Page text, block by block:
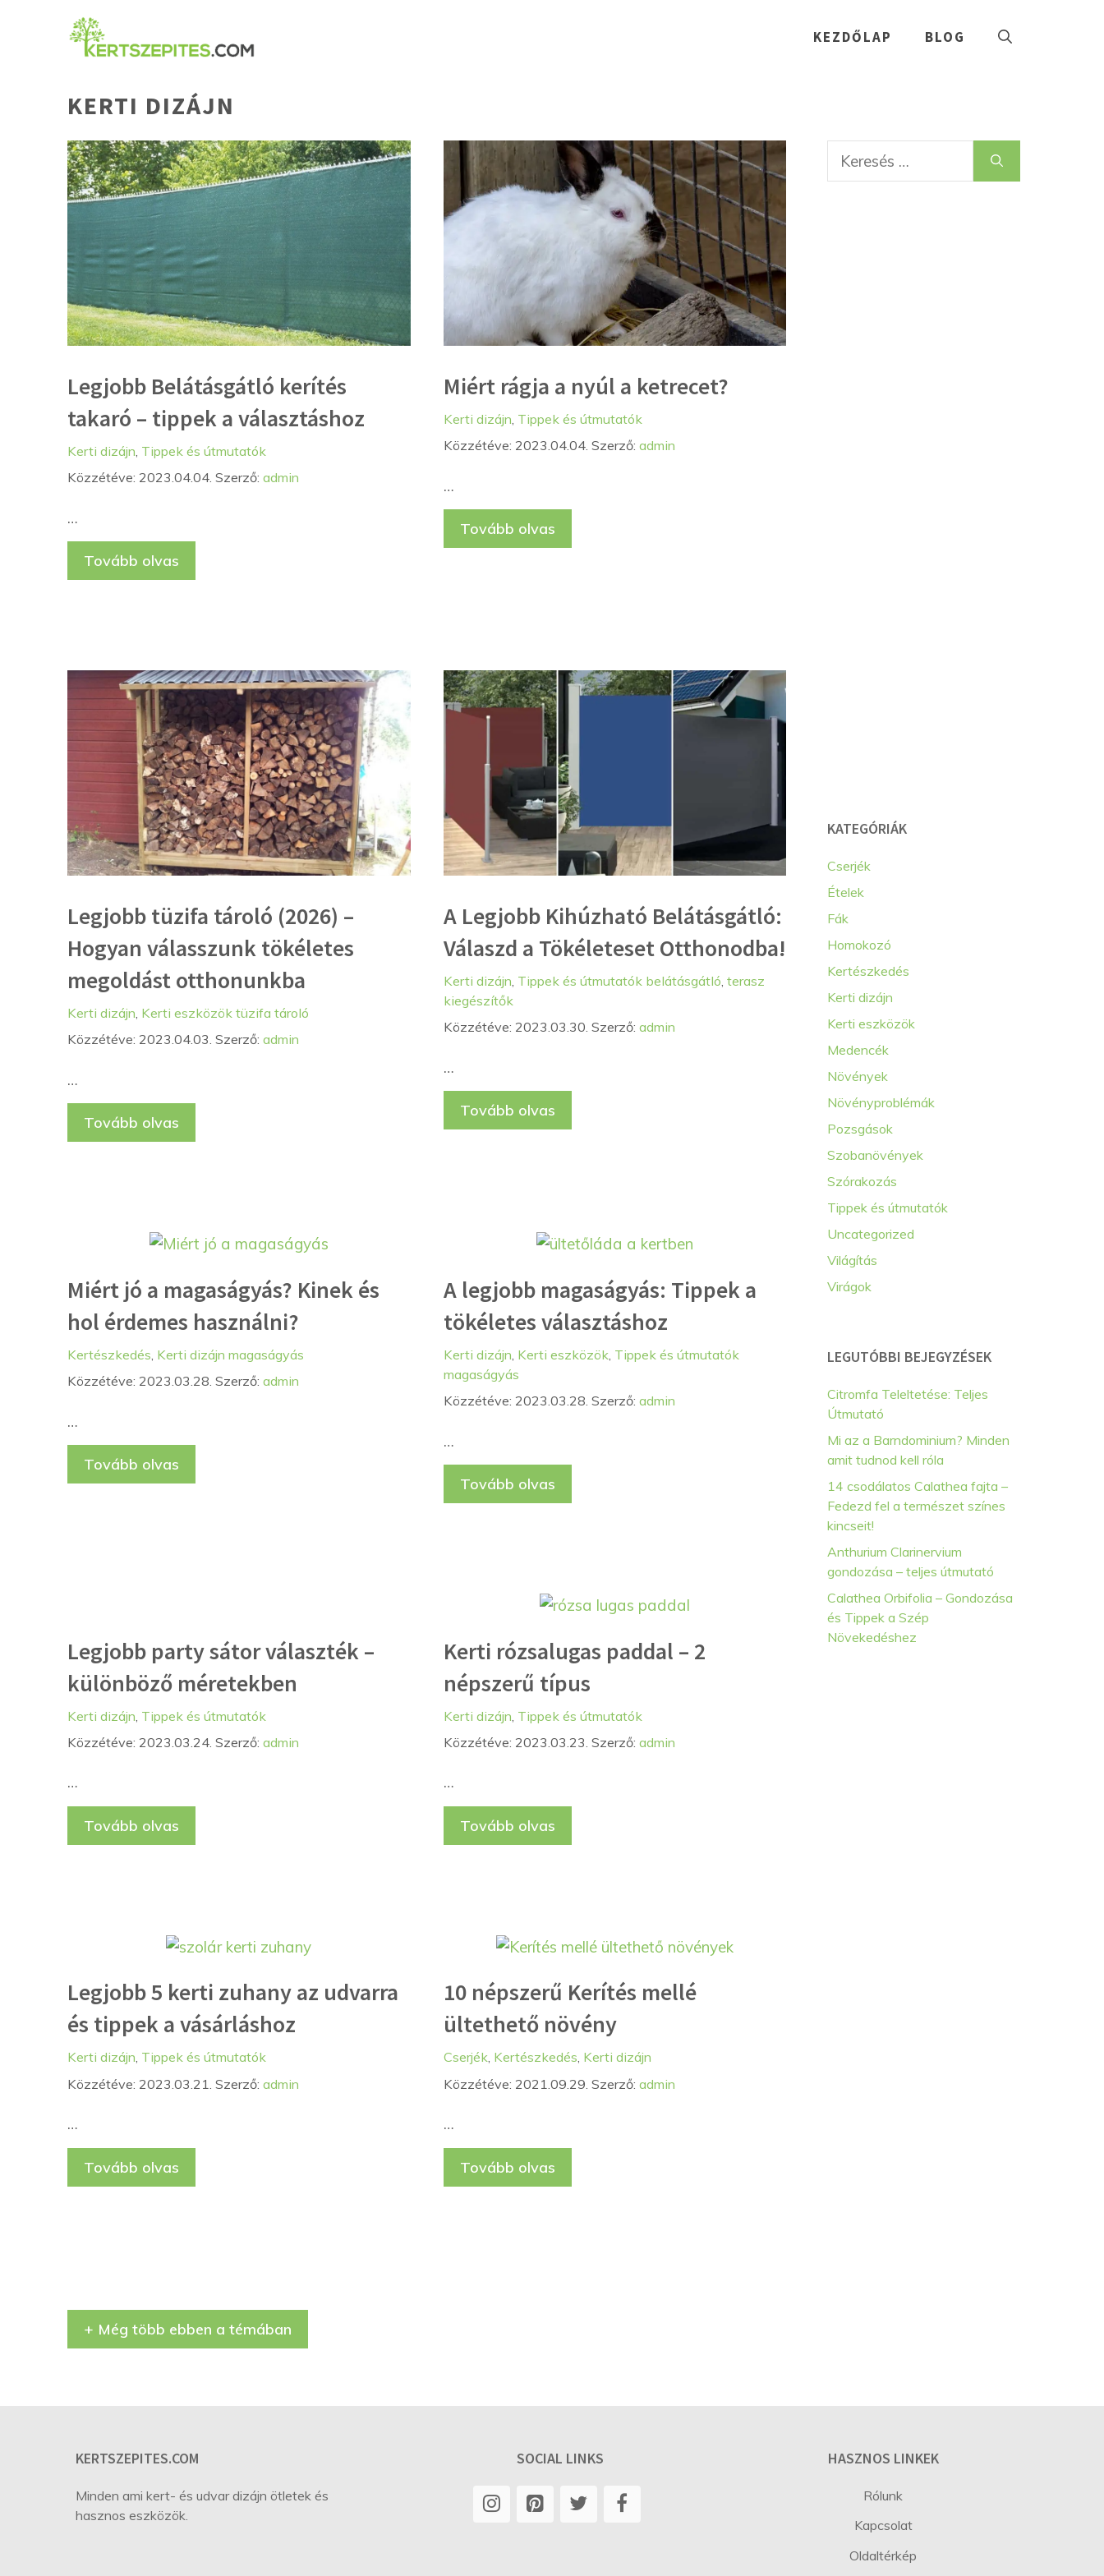
KEZDŐLAP BLOG
KERTI DIZÁJN
Legjobb Belátásgátló kerítés
takaró – tippek a választáshoz
Kategória
Kerti dizájn Tippek és útmutatókCímkék
Közzétéve: 2023.04.04. Szerző: admin
…
Tovább olvas
Miért rágja a nyúl a ketrecet?
Kategória
Kerti dizájn Tippek és útmutatókCímkék
Közzétéve: 2023.04.04. Szerző: admin
…
Tovább olvas
Legjobb tüzifa tároló (2026) –
Hogyan válasszunk tökéletes
megoldást otthonunkba
Kategória
Kerti dizájn Kerti eszközök Címkék
tüzifa tároló
Közzétéve: 2023.04.03. Szerző: admin
…
Tovább olvas
A Legjobb Kihúzható Belátásgátló:
Válaszd a Tökéleteset Otthonodba!
Kategória
Kerti dizájn Tippek és útmutatók Címkék
belátásgátló terasz
kiegészítők
Közzétéve: 2023.03.30. Szerző: admin
…
Tovább olvas
Miért jó a magaságyás? Kinek és
hol érdemes használni?
Kategória
Kertészkedés Kerti dizájn Címkék
magaságyás
Közzétéve: 2023.03.28. Szerző: admin
…
Tovább olvas
A legjobb magaságyás: Tippek a
tökéletes választáshoz
Kategória
Kerti dizájn Kerti eszközök, Tippek és útmutatókCímkék
magaságyás
Közzétéve: 2023.03.28. Szerző: admin
…
Tovább olvas
Legjobb party sátor választék –
különböző méretekben
Kategória
Kerti dizájn Tippek és útmutatókCímkék
Közzétéve: 2023.03.24. Szerző: admin
…
Tovább olvas
Kerti rózsalugas paddal – 2
népszerű típus
Kategória
Kerti dizájn Tippek és útmutatókCímkék
Közzétéve: 2023.03.23. Szerző: admin
…
Tovább olvas
Legjobb 5 kerti zuhany az udvarra
és tippek a vásárláshoz
Kategória
Kerti dizájn, Tippek és útmutatókCímkék
Közzétéve: 2023.03.21. Szerző: admin
…
Tovább olvas
10 népszerű Kerítés mellé
ültethető növény
Kategória
Cserjék, Kertészkedés, Kerti dizájnCímkék
Közzétéve: 2021.09.29. Szerző: admin
…
Tovább olvas
+ Még több ebben a témában
KATEGÓRIÁK
Cserjék
Ételek
Fák
Homokozó
Kertészkedés
Kerti dizájn
Kerti eszközök
Medencék
Növények
Növényproblémák
Pozsgások
Szobanövények
Szórakozás
Tippek és útmutatók
Uncategorized
Világítás
Virágok
LEGUTÓBBI BEJEGYZÉSEK
Citromfa Teleltetése: Teljes
Útmutató
Mi az a Barndominium? Minden
amit tudnod kell róla
14 csodálatos Calathea fajta –
Fedezd fel a természet színes
kincseit!
Anthurium Clarinervium
gondozása – teljes útmutató
Calathea Orbifolia – Gondozása
és Tippek a Szép
Növekedéshez
KERTSZEPITES.COM
Minden ami kert- és udvar dizájn ötletek és
hasznos eszközök.
SOCIAL LINKS HASZNOS LINKEK
Rólunk
Kapcsolat
Oldaltérkép